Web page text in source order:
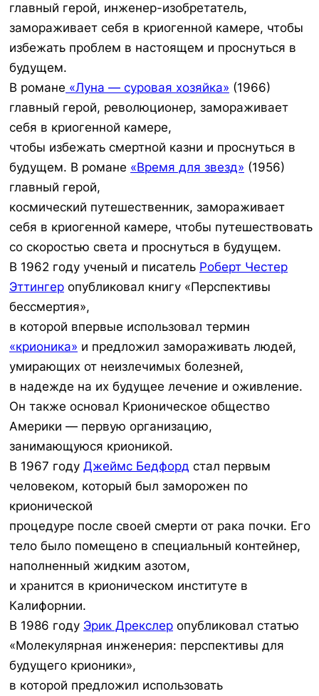
главный герой, инженер-изобретатель,
замораживает себя в криогенной камере, чтобы
избежать проблем в настоящем и проснуться в
будущем.
В романе «Луна — суровая хозяйка» (1966)
главный герой, революционер, замораживает
себя в криогенной камере,
чтобы избежать смертной казни и проснуться в
будущем. В романе «Время для звезд» (1956)
главный герой,
космический путешественник, замораживает
себя в криогенной камере, чтобы путешествовать
со скоростью света и проснуться в будущем.
В 1962 году ученый и писатель Роберт Честер
Эттингер опубликовал книгу «Перспективы
бессмертия»,
в которой впервые использовал термин
«крионика» и предложил замораживать людей,
умирающих от неизлечимых болезней,
в надежде на их будущее лечение и оживление.
Он также основал Крионическое общество
Америки — первую организацию,
занимающуюся крионикой.
В 1967 году Джеймс Бедфорд стал первым
человеком, который был заморожен по
крионической
процедуре после своей смерти от рака почки. Его
тело было помещено в специальный контейнер,
наполненный жидким азотом,
и хранится в крионическом институте в
Калифорнии.
В 1986 году Эрик Дрекслер опубликовал статью
«Молекулярная инженерия: перспективы для
будущего крионики»,
в которой предложил использовать